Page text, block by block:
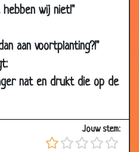
wij niet!"
aan voortplanting?!"
nat en drukt die op de
Jouw stem: